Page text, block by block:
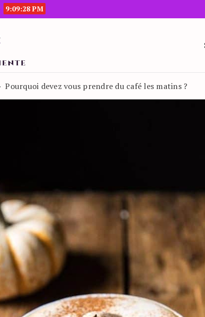
9:09:30 PM
Pourquoi devez vous prendre du café les matins ?